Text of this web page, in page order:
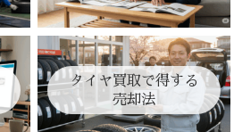
タイヤ買取で得する
売却法